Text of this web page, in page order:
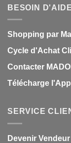
BESOIN
Shopping par
Cycle d'Achat
Contacter
Télécharge
SERVICE
Devenir Vendeur